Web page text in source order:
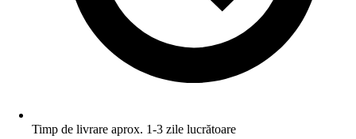
Timp de livrare aprox. 1-3 zile lucrătoare